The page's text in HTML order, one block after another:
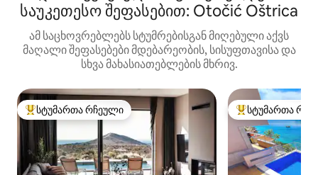
საუკეთესო შეფასებით: Otočić Oštrica
ამ საცხოვრებლებს სტუმრებისგან მიღებული აქვს
მაღალი შეფასებები მდებარეობის, სისუფთავისა და
სხვა მახასიათებლების მხრივ.
სტუმართა რჩეული მოწინავე ვარიანტი
სტუმართა რჩეული სტუმართა
სტუმართა